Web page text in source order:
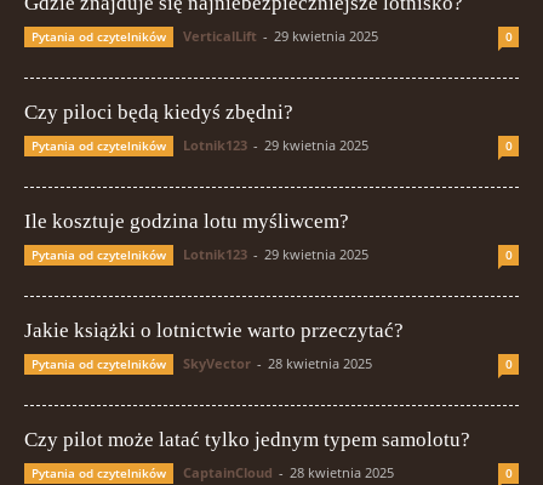
Pytania od czytelników VerticalLift - 29 kwietnia 2025 0
Czy piloci będą kiedyś zbędni?
Pytania od czytelników Lotnik123 - 29 kwietnia 2025 0
Ile kosztuje godzina lotu myśliwcem?
Pytania od czytelników Lotnik123 - 29 kwietnia 2025 0
Jakie książki o lotnictwie warto przeczytać?
Pytania od czytelników SkyVector - 28 kwietnia 2025 0
Czy pilot może latać tylko jednym typem samolotu?
Pytania od czytelników CaptainCloud - 28 kwietnia 2025 0